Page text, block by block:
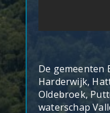
De gemeenten
Harderwijk,
Oldebroek,
waterschap